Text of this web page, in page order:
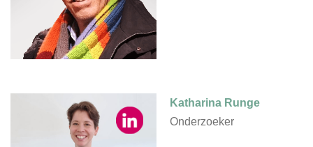
Katharina Runge
Onderzoeker